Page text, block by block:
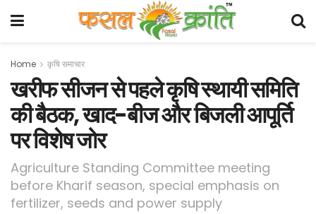
Home कृषि समाचार
खरीफ सीजन से पहले कृषि स्थायी समिति
की बैठक, खाद-बीज और बिजली आपूर्ति
पर विशेष जोर
Agriculture Standing Committee meeting
before Kharif season, special emphasis on
fertilizer, seeds and power supply